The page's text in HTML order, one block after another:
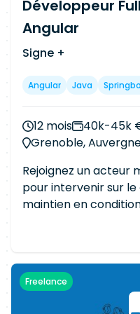
corrective et les
Participer aux
continue et
suivi des tickets
GitLab CI),
Atouts : Python,
méthodologies
Développeur
Angular
Signe +
Angular Java
12 mois 40k-45k
Grenoble,
Rejoignez un acteur
pour intervenir sur
maintien en
incluront : Analyse
des solutions.
(Java, Spring Boot,
automatisés.
Freelance